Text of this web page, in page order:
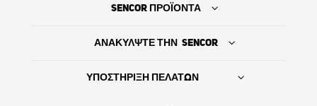
SENCOR ΠΡΟΪΟΝΤΑ
ΑΝΑΚΥΛΨΤΕ ΤΗΝ SENCOR
ΥΠΟΣΤΗΡΙΞΗ ΠΕΛΑΤΩΝ